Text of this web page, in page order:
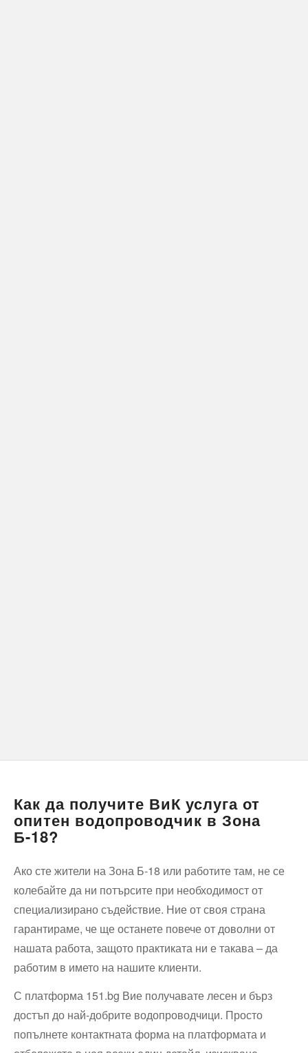
Как да получите ВиК услуга от
опитен водопроводчик в Зона
Б-18?
Ако сте жители на Зона Б-18 или работите там, не се
колебайте да ни потърсите при необходимост от
специализирано съдействие. Ние от своя страна
гарантираме, че ще останете повече от доволни от
нашата работа, защото практиката ни е такава – да
работим в името на нашите клиенти.
С платформа 151.bg Вие получавате лесен и бърз
достъп до най-добрите водопроводчици. Просто
попълнете контактната форма на платформата и